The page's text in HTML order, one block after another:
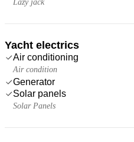
Lazy jack
Yacht electrics
Air conditioning
Air condition
Generator
Solar panels
Solar Panels